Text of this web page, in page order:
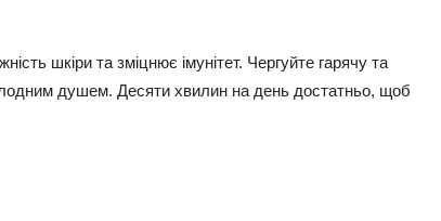
шкіри та зміцнює імунітет. Чергуйте гарячу та
душем. Десяти хвилин на день достатньо, щоб